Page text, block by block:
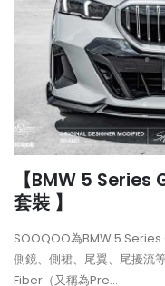
【BMW 5
套裝 】
SOOQOO為BMW 5 Series
側鏡、側裙、尾翼、尾擾流
Fiber（又稱為Pre...